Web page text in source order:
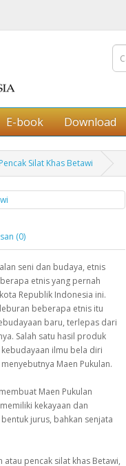
E-book Download
Silat Khas Betawi
(0)
seni dan budaya, etnis
etnis yang pernah
Republik Indonesia ini.
beberapa etnis itu
baru, terlepas dari
Salah satu hasil produk
ilmu bela diri
Maen Pukulan.
Maen Pukulan
kekayaan dan
jurus, bahkan senjata
pencak silat khas Betawi,